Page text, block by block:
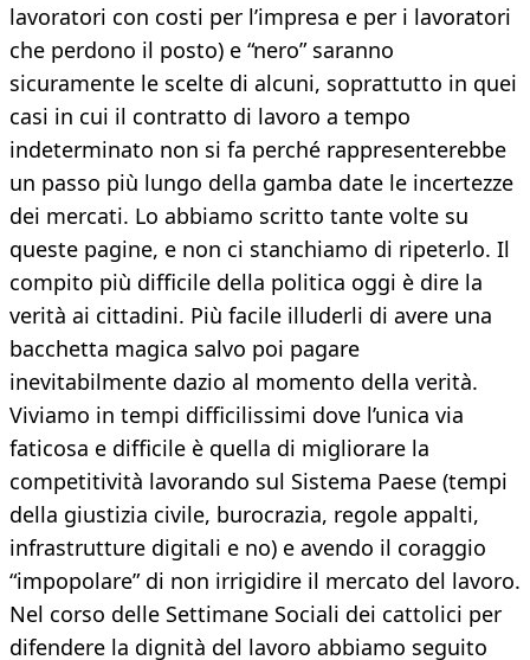
lavoratori con costi per l’impresa e per i lavoratori
che perdono il posto) e “nero” saranno
sicuramente le scelte di alcuni, soprattutto in quei
casi in cui il contratto di lavoro a tempo
indeterminato non si fa perché rappresenterebbe
un passo più lungo della gamba date le incertezze
dei mercati. Lo abbiamo scritto tante volte su
queste pagine, e non ci stanchiamo di ripeterlo. Il
compito più difficile della politica oggi è dire la
verità ai cittadini. Più facile illuderli di avere una
bacchetta magica salvo poi pagare
inevitabilmente dazio al momento della verità.
Viviamo in tempi difficilissimi dove l’unica via
faticosa e difficile è quella di migliorare la
competitività lavorando sul Sistema Paese (tempi
della giustizia civile, burocrazia, regole appalti,
infrastrutture digitali e no) e avendo il coraggio
“impopolare” di non irrigidire il mercato del lavoro.
Nel corso delle Settimane Sociali dei cattolici per
difendere la dignità del lavoro abbiamo seguito